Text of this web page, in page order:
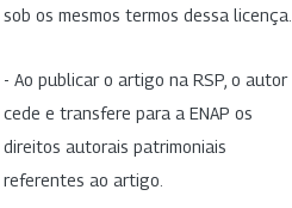
sob os mesmos termos dessa licença.
- Ao publicar o artigo na RSP, o autor
cede e transfere para a ENAP os
direitos autorais patrimoniais
referentes ao artigo.